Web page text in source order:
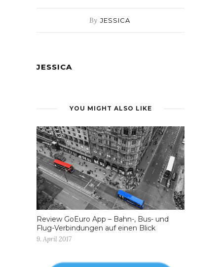
By JESSICA
JESSICA
YOU MIGHT ALSO LIKE
Review GoEuro App – Bahn-, Bus- und
Flug-Verbindungen auf einen Blick
9. April 2017